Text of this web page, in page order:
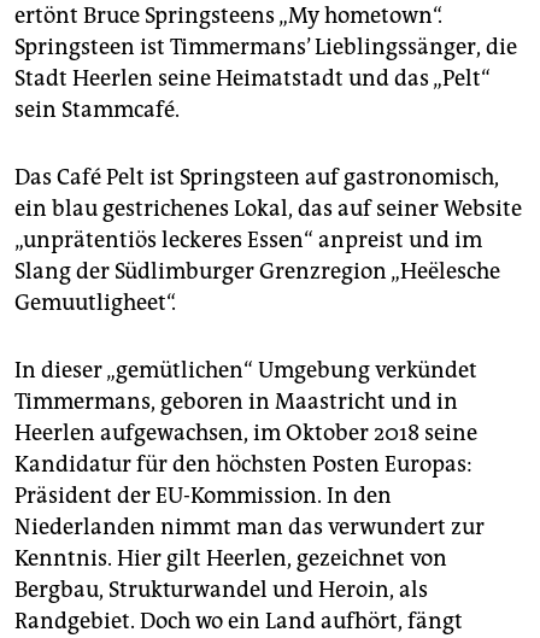
genossenschaft
epaper login
ertönt Bruce Springsteens „My hometown“.
Springsteen ist Timmermans’ Lieblingssänger, die
Stadt Heerlen seine Heimatstadt und das „Pelt“
sein Stammcafé.
Das Café Pelt ist Springsteen auf gastronomisch,
ein blau gestrichenes Lokal, das auf seiner Website
„unprätentiös leckeres Essen“ anpreist und im
Slang der Südlimburger Grenzregion „Heëlesche
Gemuutligheet“.
In dieser „gemütlichen“ Umgebung verkündet
Timmermans, geboren in Maastricht und in
Heerlen aufgewachsen, im Oktober 2018 seine
Kandidatur für den höchsten Posten Europas:
Präsident der EU-Kommission. In den
Niederlanden nimmt man das verwundert zur
Kenntnis. Hier gilt Heerlen, gezeichnet von
Bergbau, Strukturwandel und Heroin, als
Randgebiet. Doch wo ein Land aufhört, fängt